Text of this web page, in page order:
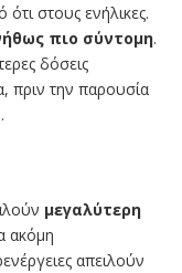
ότι στους ενήλικες.
πιο σύντομη.
δόσεις
πριν την παρουσία
μεγαλύτερη
ακόμη
απειλούν